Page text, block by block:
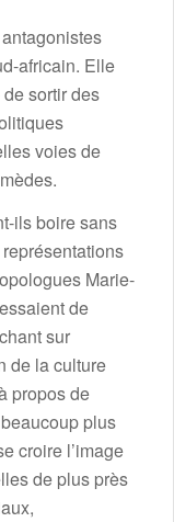
africain. Elle
sortir des
voies de
ils boire sans
Marie-
de
sur
de la culture
propos de
plus
croire l’image
de plus près